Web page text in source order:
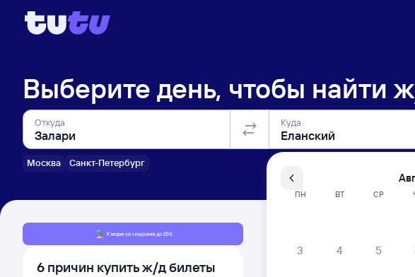
Выберите день, чтобы найти
Откуда
Москва Санкт-Петербург
Куда
6 причин купить ж/д билеты
Расписание
ПН ВТ СР
3 4 5